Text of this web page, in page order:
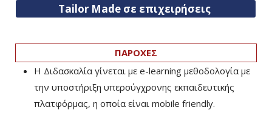
Tailor Made σε επιχειρήσεις
ΠΑΡΟΧΕΣ
Η Διδασκαλία γίνεται με e-learning μεθοδολογία με
την υποστήριξη υπερσύγχρονης εκπαιδευτικής
πλατφόρμας, η οποία είναι mobile friendly.